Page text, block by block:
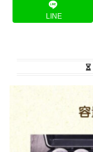
LINE